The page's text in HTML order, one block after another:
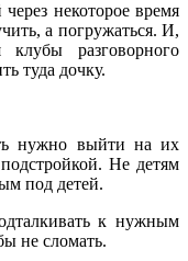
некоторое время
а погружаться. И,
разговорного
туда дочку.
нужно выйти на их
Не детям
под детей.
к нужным
не сломать.